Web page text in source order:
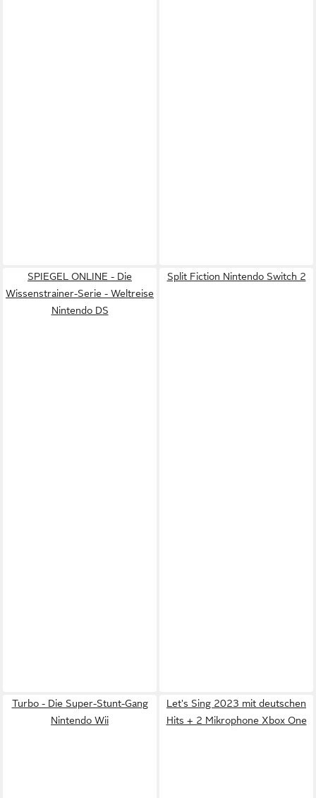
SPIEGEL ONLINE - Die
Wissenstrainer-Serie - Weltreise
Nintendo DS
Split Fiction Nintendo Switch 2
Turbo - Die Super-Stunt-Gang
Nintendo Wii
Let's Sing 2023 mit deutschen
Hits + 2 Mikrophone Xbox One